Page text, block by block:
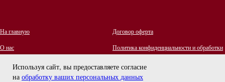
Используя сайт, вы предоставляете согласие
на обработку ваших персональных данных
На главную
О нас
Контакты
Отзывы
Договор оферта
Политика конфиденциальности и обработки
персональных данных